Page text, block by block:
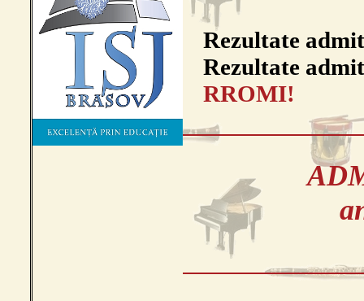
Rezultate
Rezultate
RROMI!